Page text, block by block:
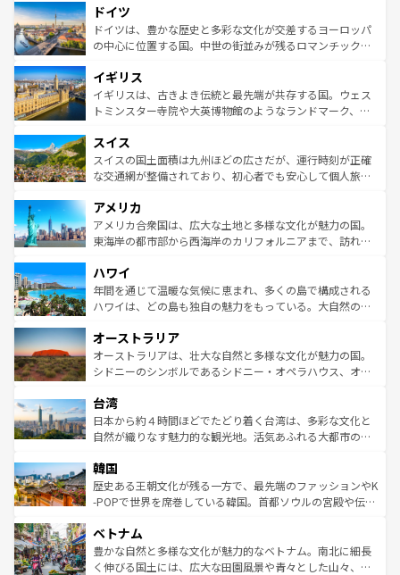
せる。地方によって風土や気候が異なるスペインはその個
性で訪れる人を魅了する。 なお、新着のスペイン情報は コ
ンテンツ一覧を参照してほしい。
で、幅広い魅力が詰まっている。華麗な宮殿、歴史的な大
聖堂、美しいビーチ、そして豊かな自然が、訪れる者を心
から魅了する。また、フランスは美食の国としても知ら
いる。シャンパンの発祥地であるランス、プロヴァンスの
香り高いラベンダー畑など、多彩な楽しみ方が可能だ。さ
らに、パリ以外の地域にも魅力が溢れており、どの街角に
れる地方に足を運ぶとそれぞれで全く異なる文化を体験で
きるだろう。 なお、新着のフランス情報はコンテンツ一覧
を参照してほしい。
ドイツ
ドイツは、豊かな歴史と多彩な文化が交差するヨーロッパ
の中心に位置する国。中世の街並みが残るロマンチック街
顔を持つこの国は、どこを歩いても飽きることがない。ベ
ルリンの文化的活気、バイエルン州のアルプスの絶景、そ
してライン川沿いのワイン畑といった風景は必見。ビール
は、お酒好きな人にはぜひ体験してほしい。 なお、新着の
ドイツ情報はコンテンツ一覧を参照してほしい。
イギリス
イギリスは、古きよき伝統と最先端が共存する国。ウェス
トミンスター寺院や大英博物館のようなランドマーク、歴
リアごとに異なる魅力がある。また、優雅なアフタヌーン
ティー、ビール好きにはたまらない英国パブ、サッカー観
戦など、本場だからこそできる体験も豊富。イギリスを旅
ンツ一覧を参照してほしい。
スイス
スイスの国土面積は九州ほどの広さだが、運行時刻が正確
な交通網が整備されており、初心者でも安心して個人旅行
の建物がそのまま残る町や、スイスならではのユニークな
博物館もあり、アルプス観光だけでなく町歩きも満喫する
ことができる。国民の所得が高いため物価も高いが、旅行
ば市内交通費無料で観光を楽しむこともできる。 なお、新
着のスイス情報はコンテンツ一覧 を参照してほしい。
アメリカ
アメリカ合衆国は、広大な土地と多様な文化が魅力の国。
東海岸の都市部から西海岸のカリフォルニアまで、訪れる
のような巨大都市は、観光、ショッピング、エンターテイ
ンメントが詰まった刺激的なスポットだ。一方、アメリカ
西部には大自然が広がり、グランドキャニオンやイエロー
部のニューオーリンズでは、音楽と美食が融合した独特の
文化が魅力。旅行者はアメリカの各地域で異なる魅力を楽
しみながら、その多様性と豊かな歴史を感じることができ
ならではの贅沢な旅のスタイルだ。 なお、新着のアメリカ
情報はコンテンツ一覧を参照してほしい。
ハワイ
年間を通じて温暖な気候に恵まれ、多くの島で構成される
ハワイは、どの島も独自の魅力をもっている。大自然の神
ワイ島は見逃せない。また、定番の観光地といえばオアフ
島だが、静かな自然を求めるならマウイ島やカウアイ島が
おすすめ。エメラルドグリーンに輝く海をはじめ、豊かな
れるおもてなしの心で訪れる人々を迎えてくれるハワイの
人々、おいしいローカルフードやハワイアンミュージッ
ク、伝統的なフラダンスなど、すべてがハワイの魅力を彩
ワイを、存分に味わってほしい。 なお、新着のハワイ情報
はコンテンツ一覧を参照してほしい。
オーストラリア
オーストラリアは、壮大な自然と多様な文化が魅力の国。
シドニーのシンボルであるシドニー・オペラハウス、オー
リアリーフや大陸中央部にそびえるウルル（エアーズロッ
ク）、タスマニアの美しい原生林やケアンズの熱帯雨林な
ど、見どころがたくさん。また、カフェやワイン、オージ
いる。アクティビティも充実しており、サーフィンやダイ
ビング、ハイキングなど、アウトドア好きにはたまらな
い。オーストラリアの多彩な魅力を存分に味わいつくそ
参照してほしい。
台湾
日本から約４時間ほどでたどり着く台湾は、多彩な文化と
自然が織りなす魅力的な観光地。活気あふれる大都市の台
ン）、静ひつな山岳地帯である台湾東部など、都市の喧騒
と山間の静けさが共存しており、訪れる人に新しい発見と
驚きをもたらしてくれる。また、奥深い台湾の食文化も魅
容にもいいと評判のスイーツなど、バラエティ豊かな料理
が味わえる。 なお、新着の台湾情報は コンテンツ一覧を参
照してほしい。
韓国
歴史ある王朝文化が残る一方で、最先端のファッションやK
-POPで世界を席巻している韓国。首都ソウルの宮殿や伝統
き、地方に足を延ばせば四季折々の自然美を楽しむことが
できる。そして、キムチや焼肉、絶品のストリートフード
まで、さまざまな韓国料理が待っている。夜には、韓国な
ベトナム
豊かな自然と多様な文化が魅力的なベトナム。南北に細長
く伸びる国土には、広大な田園風景や青々とした山々、世